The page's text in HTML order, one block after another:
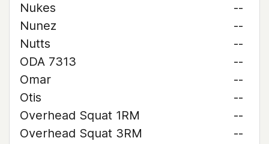
Nukes
--
Nunez
--
Nutts
--
ODA 7313
--
Omar
--
Otis
--
Overhead Squat 1RM
--
Overhead Squat 3RM
--